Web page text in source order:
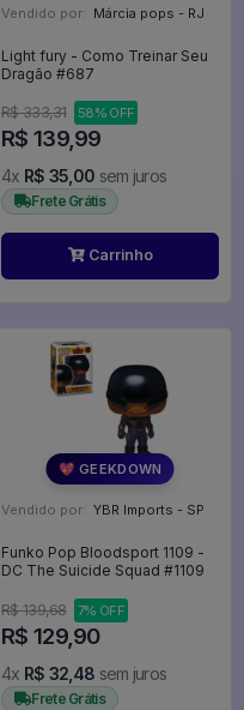
Vendido por: Márcia pops - RJ
Light fury - Como Treinar Seu
Dragão #687
R$ 333,31 58% OFF
R$ 139,99
4x R$ 35,00 sem juros
Frete Grátis
Carrinho
💖 GEEKDOWN
Vendido por: YBR Imports - SP
Funko Pop Bloodsport 1109 -
DC The Suicide Squad #1109
R$ 139,68 7% OFF
R$ 129,90
4x R$ 32,48 sem juros
Frete Grátis